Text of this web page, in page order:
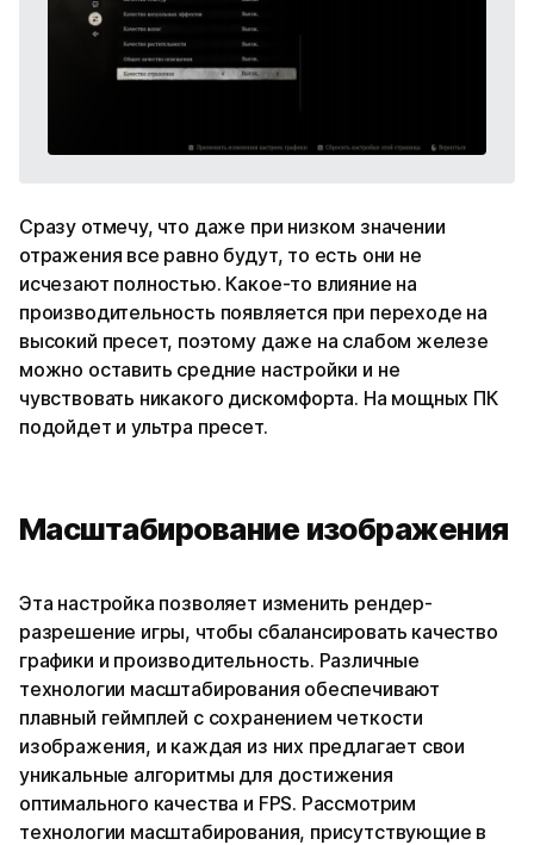
Сразу отмечу, что даже при низком значении
отражения все равно будут, то есть они не
исчезают полностью. Какое-то влияние на
производительность появляется при переходе на
высокий пресет, поэтому даже на слабом железе
можно оставить средние настройки и не
чувствовать никакого дискомфорта. На мощных ПК
подойдет и ультра пресет.
Масштабирование изображения
Эта настройка позволяет изменить рендер-
разрешение игры, чтобы сбалансировать качество
графики и производительность. Различные
технологии масштабирования обеспечивают
плавный геймплей с сохранением четкости
изображения, и каждая из них предлагает свои
уникальные алгоритмы для достижения
оптимального качества и FPS. Рассмотрим
технологии масштабирования, присутствующие в